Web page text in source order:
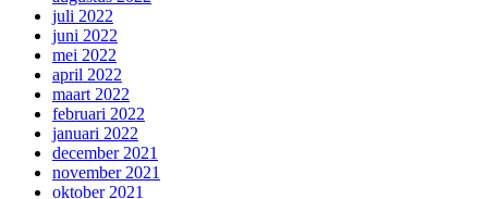
juli 2022
juni 2022
mei 2022
april 2022
maart 2022
februari 2022
januari 2022
december 2021
november 2021
oktober 2021